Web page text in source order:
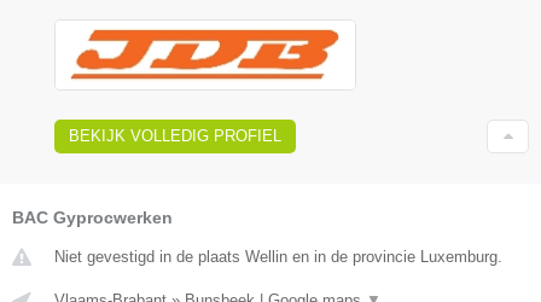
BEKIJK VOLLEDIG PROFIEL
BAC Gyprocwerken
Niet gevestigd in de plaats Wellin en in de provincie Luxemburg.